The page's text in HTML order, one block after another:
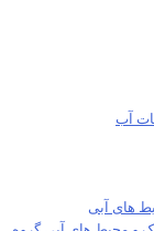
آب
های آبی